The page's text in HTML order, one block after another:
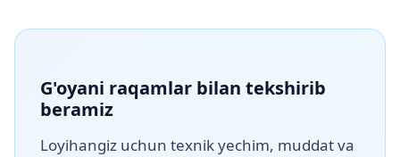
G'oyani raqamlar bilan tekshirib
beramiz
Loyihangiz uchun texnik yechim, muddat va